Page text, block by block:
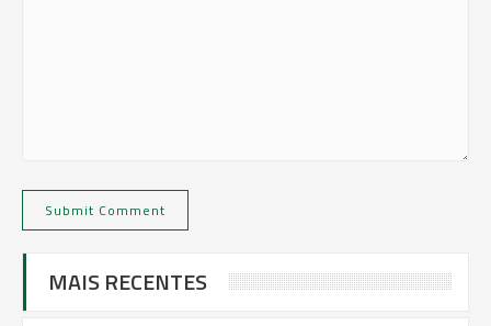
MAIS RECENTES